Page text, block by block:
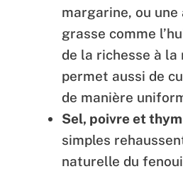
margarine, ou
grasse comme
de la richesse à la
permet aussi de
de manière
Sel, poivre et thym
simples
naturelle du